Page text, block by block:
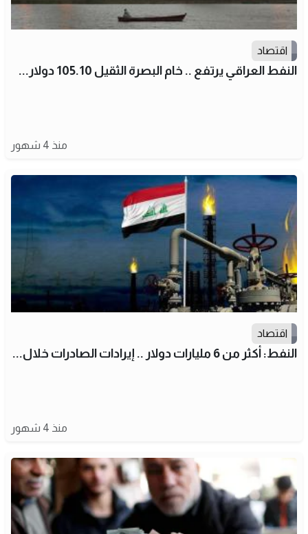
اقتصاد
النفط العراقي يرتفع .. خام البصرة الثقيل 105.10 دولار...
منذ 4 شهور
اقتصاد
النفط: أكثر من 6 مليارات دولار .. إيرادات الصادرات خلال...
منذ 4 شهور